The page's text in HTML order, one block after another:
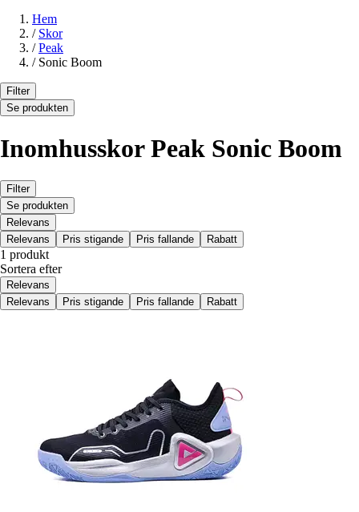
Hem
/ Skor
/ Peak
/ Sonic Boom
Filter
Se produkten
Inomhusskor Peak Sonic Boom
Filter
Se produkten
Relevans
Relevans
Pris stigande Pris fallande Rabatt
1 produkt
Sortera efter
Relevans
Relevans
Pris stigande Pris fallande Rabatt